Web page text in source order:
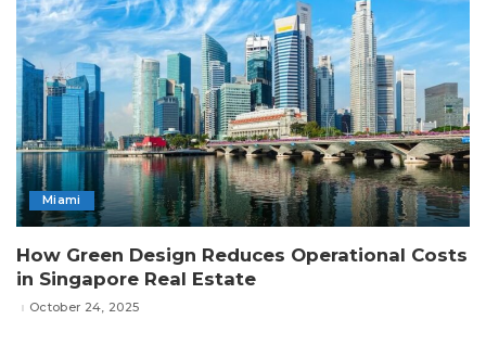
Miami
How Green Design Reduces Operational Costs
in Singapore Real Estate
October 24, 2025